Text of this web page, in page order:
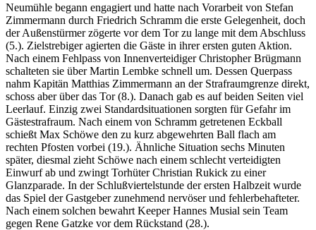
Neumühle begann engagiert und hatte nach Vorarbeit von Stefan
Zimmermann durch Friedrich Schramm die erste Gelegenheit, doch
der Außenstürmer zögerte vor dem Tor zu lange mit dem Abschluss
(5.). Zielstrebiger agierten die Gäste in ihrer ersten guten Aktion.
Nach einem Fehlpass von Innenverteidiger Christopher Brügmann
schalteten sie über Martin Lembke schnell um. Dessen Querpass
nahm Kapitän Matthias Zimmermann an der Strafraumgrenze direkt,
schoss aber über das Tor (8.). Danach gab es auf beiden Seiten viel
Leerlauf. Einzig zwei Standardsituationen sorgten für Gefahr im
Gästestrafraum. Nach einem von Schramm getretenen Eckball
schießt Max Schöwe den zu kurz abgewehrten Ball flach am
rechten Pfosten vorbei (19.). Ähnliche Situation sechs Minuten
später, diesmal zieht Schöwe nach einem schlecht verteidigten
Einwurf ab und zwingt Torhüter Christian Rukick zu einer
Glanzparade. In der Schlußviertelstunde der ersten Halbzeit wurde
das Spiel der Gastgeber zunehmend nervöser und fehlerbehafteter.
Nach einem solchen bewahrt Keeper Hannes Musial sein Team
gegen Rene Gatzke vor dem Rückstand (28.).